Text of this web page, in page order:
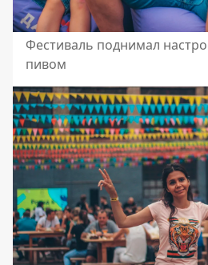
Фестиваль поднимал
пивом